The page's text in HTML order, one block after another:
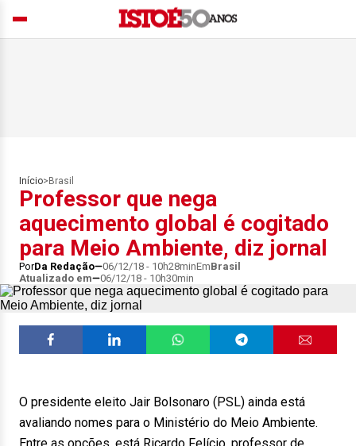
Início> Brasil
Professor que nega
aquecimento global é cogitado
para Meio Ambiente, diz jornal
PorDa Redação 06/12/18 - 10h28minEmBrasil
Atualizado em
06/12/18 - 10h30min
O presidente eleito Jair Bolsonaro (PSL) ainda está
avaliando nomes para o Ministério do Meio Ambiente.